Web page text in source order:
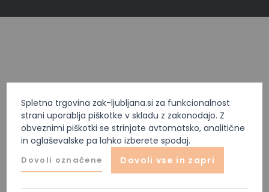
Spletna trgovina zak-ljubljana.si za funkcionalnost
strani uporablja piškotke v skladu z zakonodajo. Z
obveznimi piškotki se strinjate avtomatsko, analitične
in oglaševalske pa lahko izberete spodaj.
Dovoli označene Dovoli vse in zapri